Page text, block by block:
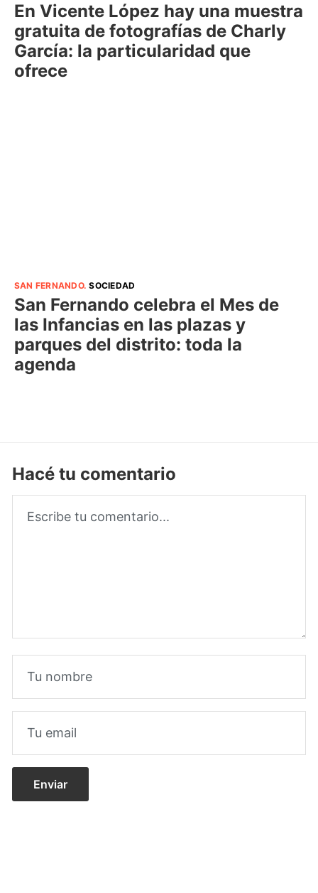
En Vicente López hay una muestra
gratuita de fotografías de Charly
García: la particularidad que
ofrece
SAN FERNANDO.SOCIEDAD
San Fernando celebra el Mes de
las Infancias en las plazas y
parques del distrito: toda la
agenda
Hacé tu comentario